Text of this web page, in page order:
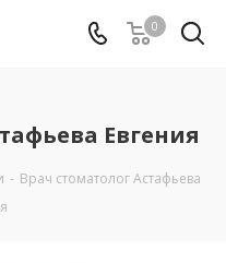
0
Евгения
- Врач стоматолог Астафьева